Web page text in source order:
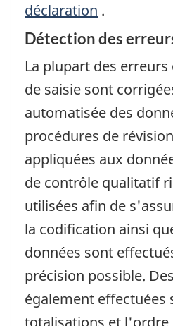
déclaration .
Détection des
La plupart des
de saisie sont
automatisée des
procédures de
appliquées aux
de contrôle qualitatif
utilisées afin de
la codification ainsi
données sont
précision possible.
également effectuées
totalisations et l'ordre